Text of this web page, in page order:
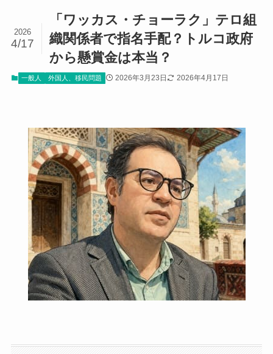
「ワッカス・チョーラク」テロ組
織関係者で指名手配？トルコ政府
から懸賞金は本当？
2026
4/17
一般人 外国人、移民問題 2026年3月23日 2026年4月17日